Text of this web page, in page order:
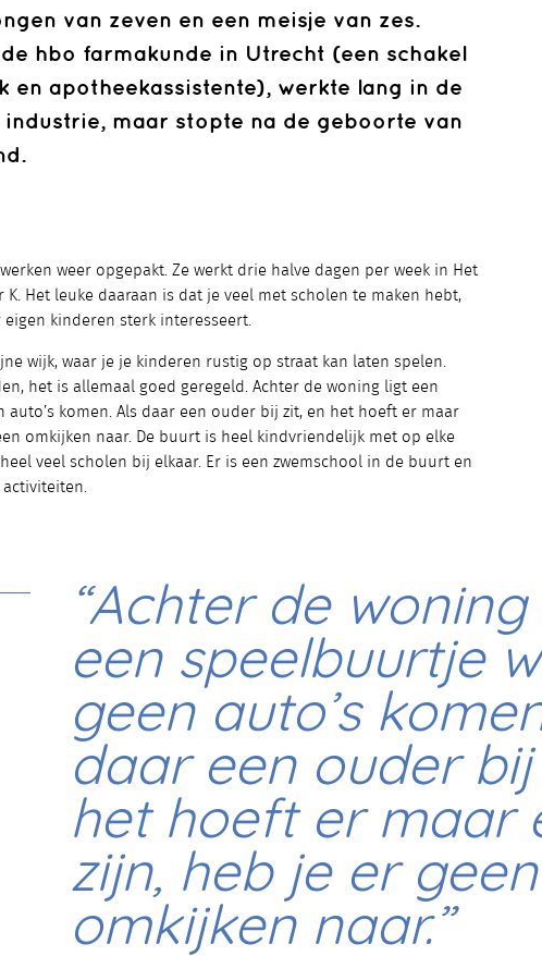
van zeven en een meisje van zes.
hbo farmakunde in Utrecht (een schakel
en apotheekassistente), werkte lang in de
maar stopte na de geboorte van
weer opgepakt. Ze werkt drie halve dagen per week in Het
K. Het leuke daaraan is dat je veel met scholen te maken hebt,
eigen kinderen sterk interesseert.
wijk, waar je je kinderen rustig op straat kan laten spelen.
het is allemaal goed geregeld. Achter de woning ligt een
auto’s komen. Als daar een ouder bij zit, en het hoeft er maar
omkijken naar. De buurt is heel kindvriendelijk met op elke
veel scholen bij elkaar. Er is een zwemschool in de buurt en
activiteiten.
“Achter de
een speelbuurtje
geen auto’s
daar een ouder bij
het hoeft er maar
zijn, heb je er geen
omkijken naar.”